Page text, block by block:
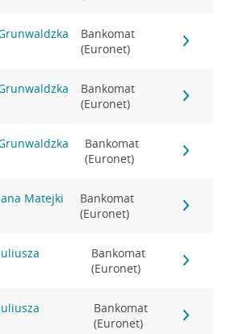
Bankomat
(Euronet)
Bankomat
(Euronet)
Bankomat
(Euronet)
Matejki
Bankomat
(Euronet)
Bankomat
(Euronet)
Bankomat
(Euronet)